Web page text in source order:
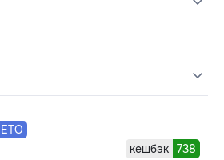
кешбэк 738